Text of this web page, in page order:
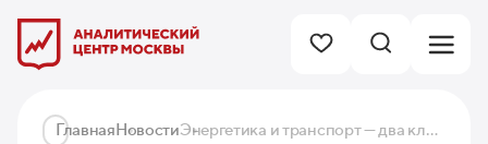
ГлавнаяНовости Энергетика и транспорт — два ключевых направления климатической повестки Москвы